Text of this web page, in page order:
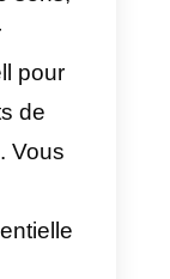
nous
peut
Callbell
avec